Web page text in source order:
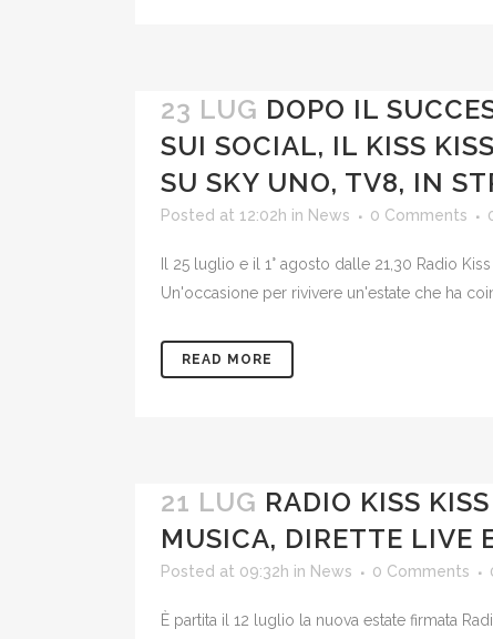
23 LUG DOPO IL
SUI SOCIAL, IL KISS
SU SKY UNO, TV8, IN
Posted at 12:02h in News 0 Comments
Il 25 luglio e il 1° agosto dalle 21,30 Radio
Un'occasione per rivivere un'estate che ha
READ MORE
21 LUG RADIO KISS
MUSICA, DIRETTE LIVE
Posted at 09:32h in News 0 Comments
È partita il 12 luglio la nuova estate firmata